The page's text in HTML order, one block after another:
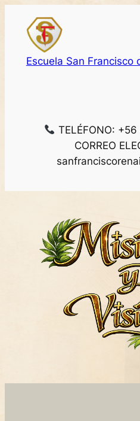
contenido
Escuela San Francisco
TELÉFONO:
CORREO